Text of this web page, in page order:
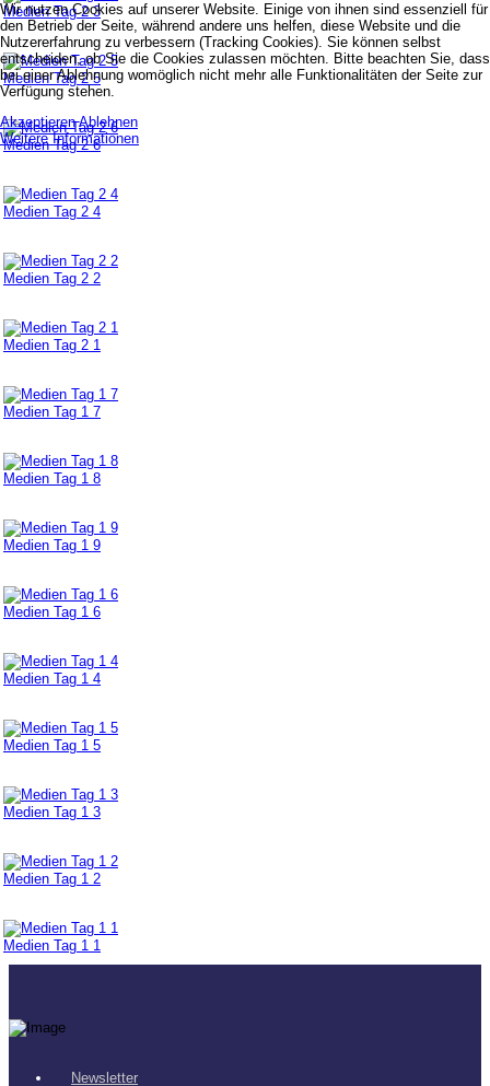
Wir nutzen Cookies auf unserer Website. Einige von ihnen sind essenziell für
den Betrieb der Seite, während andere uns helfen, diese Website und die
Nutzererfahrung zu verbessern (Tracking Cookies). Sie können selbst
entscheiden, ob Sie die Cookies zulassen möchten. Bitte beachten Sie, dass
bei einer Ablehnung womöglich nicht mehr alle Funktionalitäten der Seite zur
Verfügung stehen.
Akzeptieren Ablehnen
Weitere Informationen
Medien Tag 2 3
Medien Tag 2 5
Medien Tag 2 6
Medien Tag 2 4
Medien Tag 2 2
Medien Tag 2 1
Medien Tag 1 7
Medien Tag 1 8
Medien Tag 1 9
Medien Tag 1 6
Medien Tag 1 4
Medien Tag 1 5
Medien Tag 1 3
Medien Tag 1 2
Medien Tag 1 1
Newsletter